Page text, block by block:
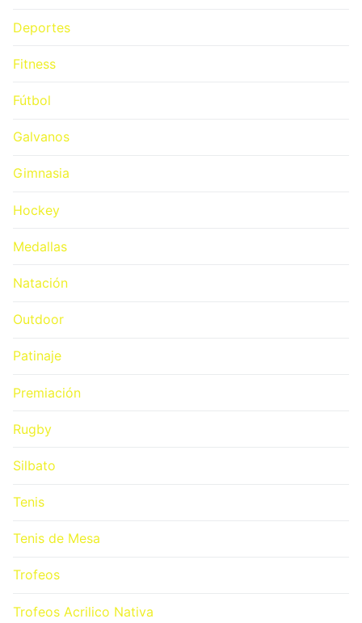
Deportes
Fitness
Fútbol
Galvanos
Gimnasia
Hockey
Medallas
Natación
Outdoor
Patinaje
Premiación
Rugby
Silbato
Tenis
Tenis de Mesa
Trofeos
Trofeos Acrilico Nativa